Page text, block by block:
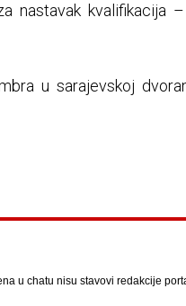
nastavak kvalifikacija
u sarajevskoj
u chatu nisu stavovi redakcije